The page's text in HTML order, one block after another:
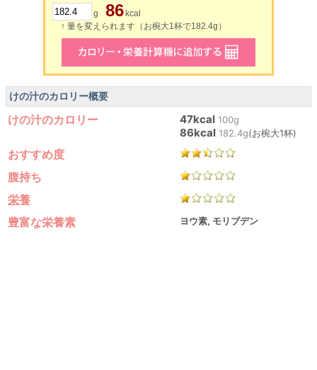
g 86 kcal
↑ 量を変えられます（お椀大1杯で182.4g）
けの汁のカロリー概要
けの汁のカロリー 47kcal 100g
86kcal 182.4g(お椀大1杯)
おすすめ度
腹持ち
栄養
豊富な栄養素
ヨウ素, モリブデン